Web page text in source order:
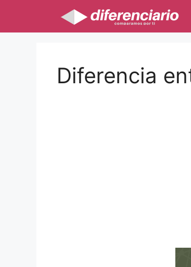
contenido
Diferencia